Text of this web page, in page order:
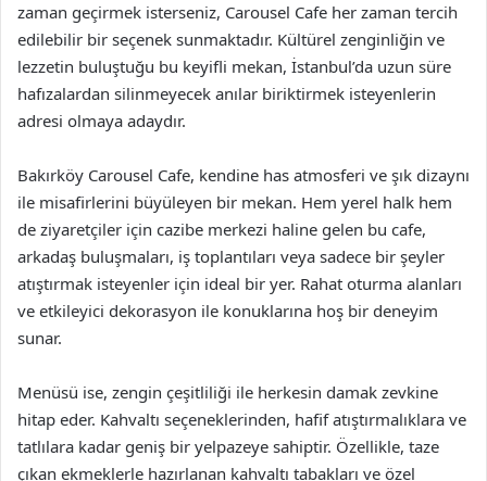
zaman geçirmek isterseniz, Carousel Cafe her zaman tercih
edilebilir bir seçenek sunmaktadır. Kültürel zenginliğin ve
lezzetin buluştuğu bu keyifli mekan, İstanbul’da uzun süre
hafızalardan silinmeyecek anılar biriktirmek isteyenlerin
adresi olmaya adaydır.
Bakırköy Carousel Cafe, kendine has atmosferi ve şık dizaynı
ile misafirlerini büyüleyen bir mekan. Hem yerel halk hem
de ziyaretçiler için cazibe merkezi haline gelen bu cafe,
arkadaş buluşmaları, iş toplantıları veya sadece bir şeyler
atıştırmak isteyenler için ideal bir yer. Rahat oturma alanları
ve etkileyici dekorasyon ile konuklarına hoş bir deneyim
sunar.
Menüsü ise, zengin çeşitliliği ile herkesin damak zevkine
hitap eder. Kahvaltı seçeneklerinden, hafif atıştırmalıklara ve
tatlılara kadar geniş bir yelpazeye sahiptir. Özellikle, taze
çıkan ekmeklerle hazırlanan kahvaltı tabakları ve özel